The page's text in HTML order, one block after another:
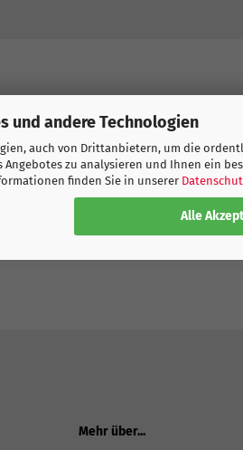
und andere Technologien
auch von Drittanbietern, um die
zu analysieren und Ihnen ein
finden Sie in unserer
Alle
für 2026-27. Hier jetzt bei uns
Mehr über...